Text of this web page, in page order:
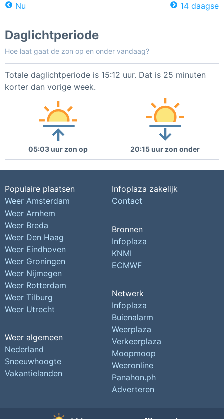
Nu 14 daagse
Daglichtperiode
Hoe laat gaat de zon op en onder vandaag?
Totale daglichtperiode is 15:12 uur. Dat is 25 minuten
korter dan vorige week.
05:03 uur zon op 20:15 uur zon onder
Populaire plaatsen
Weer Amsterdam
Weer Arnhem
Weer Breda
Weer Den Haag
Weer Eindhoven
Weer Groningen
Weer Nijmegen
Weer Rotterdam
Weer Tilburg
Weer Utrecht
Weer algemeen
Nederland
Sneeuwhoogte
Vakantielanden
Infoplaza zakelijk
Contact
Bronnen
Infoplaza
KNMI
ECMWF
Netwerk
Infoplaza
Buienalarm
Weerplaza
Verkeerplaza
Moopmoop
Weeronline
Panahon.ph
Adverteren